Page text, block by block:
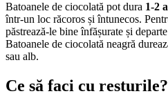
Batoanele de ciocolată pot dura 1-2
într-un loc răcoros și întunecos.
păstrează-le bine înfășurate și
Batoanele de ciocolată neagră
sau alb.
Ce să faci cu resturile?